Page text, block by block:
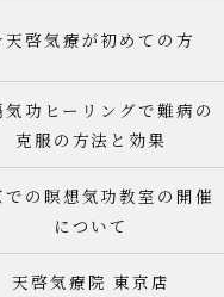
啓気療が初めての方
気功ヒーリングで難病の
克服の方法と効果
での瞑想気功教室の開催
について
天啓気療院 東京店